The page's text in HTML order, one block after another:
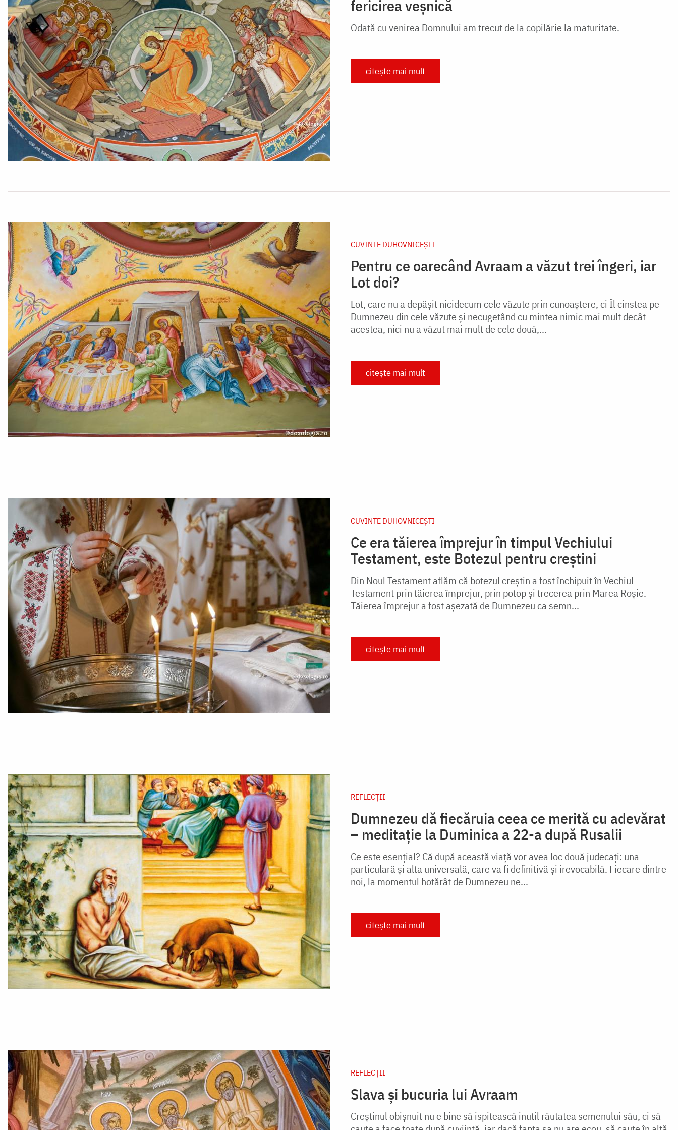
fericirea veșnică
Odată cu venirea Domnului am trecut de la copilărie la maturitate.
citește mai mult
CUVINTE DUHOVNICEȘTI
Pentru ce oarecând Avraam a văzut trei îngeri, iar
Lot doi?
Lot, care nu a depășit nicidecum cele văzute prin cunoaștere, ci Îl cinstea pe
Dumnezeu din cele văzute și necugetând cu mintea nimic mai mult decât
acestea, nici nu a văzut mai mult de cele două,...
citește mai mult
CUVINTE DUHOVNICEȘTI
Ce era tăierea împrejur în timpul Vechiului
Testament, este Botezul pentru creștini
Din Noul Testament aflăm că botezul creștin a fost închipuit în Vechiul
Testament prin tăierea împrejur, prin potop și trecerea prin Marea Roșie.
Tăierea împrejur a fost așezată de Dumnezeu ca semn...
citește mai mult
REFLECȚII
Dumnezeu dă fiecăruia ceea ce merită cu adevărat
– meditație la Duminica a 22-a după Rusalii
Ce este esențial? Că după această viață vor avea loc două judecați: una
particulară și alta universală, care va fi definitivă și irevocabilă. Fiecare dintre
noi, la momentul hotărât de Dumnezeu ne...
citește mai mult
REFLECȚII
Slava și bucuria lui Avraam
Creștinul obișnuit nu e bine să ispitească inutil răutatea semenului său, ci să